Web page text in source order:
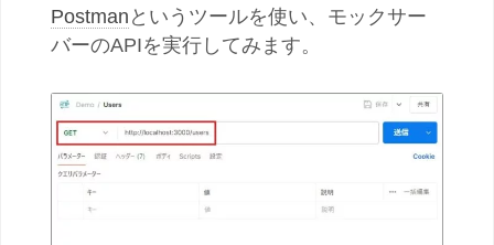
Postman というツールを使い、モックサー
バーのAPIを実行してみます。